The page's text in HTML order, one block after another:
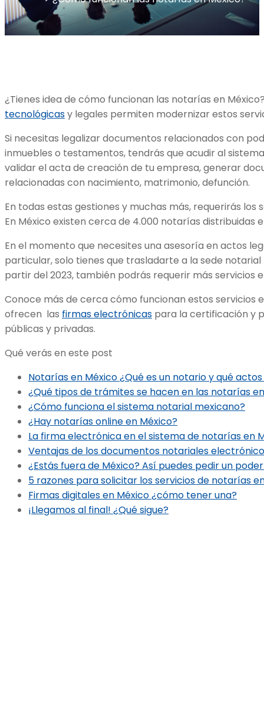
¿Tienes idea de cómo funcionan las notarías en
tecnológicasy legales permiten modernizar estos
Si necesitas legalizar documentos relacionados con
inmuebles o testamentos, tendrás que acudir al
validar el acta de creación de tu empresa, generar
relacionadas con nacimiento, matrimonio, defunción.
En todas estas gestiones y muchas más, requerirás los
En México existen cerca de 4.000 notarías
En el momento que necesites una asesoría en actos
particular, solo tienes que trasladarte a la sede
partir del 2023, también podrás requerir más servicios
Conoce más de cerca cómo funcionan estos servicios
ofrecen las firmas electrónicas para la certificación y
públicas y privadas.
Qué verás en este post
Notarías en México ¿Qué es un notario y qué
¿Qué tipos de trámites se hacen en las notarías
¿Cómo funciona el sistema notarial mexicano?
¿Hay notarías online en México?
La firma electrónica en el sistema de notarías en
Ventajas de los documentos notariales
¿Estás fuera de México? Así puedes pedir un
5 razones para solicitar los servicios de notarías
Firmas digitales en México ¿cómo tener una?
¡Llegamos al final! ¿Qué sigue?